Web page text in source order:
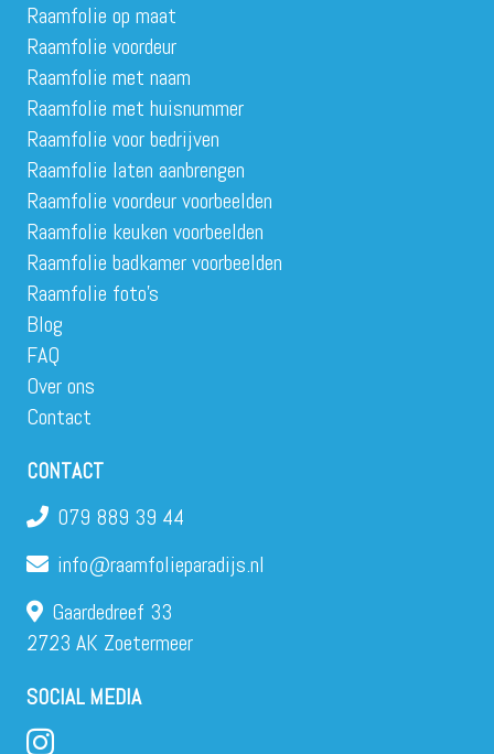
Raamfolie op maat
Raamfolie voordeur
Raamfolie met naam
Raamfolie met huisnummer
Raamfolie voor bedrijven
Raamfolie laten aanbrengen
Raamfolie voordeur voorbeelden
Raamfolie keuken voorbeelden
Raamfolie badkamer voorbeelden
Raamfolie foto’s
Blog
FAQ
Over ons
Contact
CONTACT
079 889 39 44
info@raamfolieparadijs.nl
Gaardedreef 33
2723 AK Zoetermeer
SOCIAL MEDIA